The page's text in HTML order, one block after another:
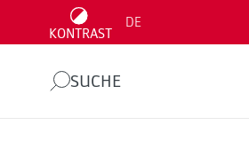
KONTRAST
DE
SUCHE